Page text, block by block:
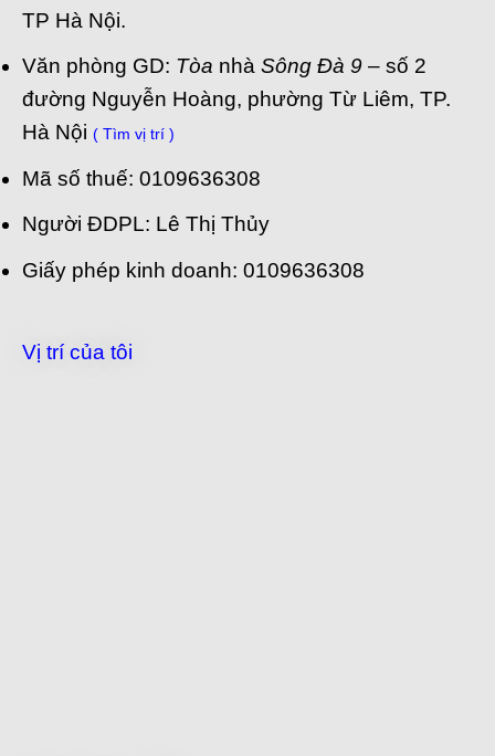
TP Hà Nội.
Văn phòng GD: Tòa nhà Sông Đà 9 – số 2
đường Nguyễn Hoàng, phường Từ Liêm, TP.
Hà Nội ( Tìm vị trí )
Mã số thuế: 0109636308
Người ĐDPL: Lê Thị Thủy
Giấy phép kinh doanh: 0109636308
Vị trí của tôi